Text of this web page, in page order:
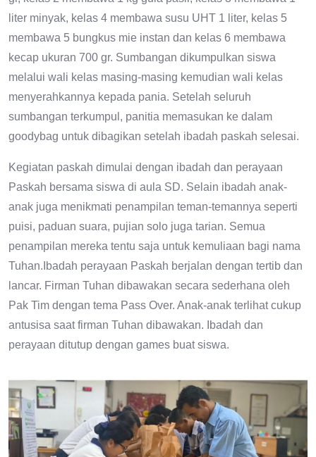
liter minyak, kelas 4 membawa susu UHT 1 liter, kelas 5
membawa 5 bungkus mie instan dan kelas 6 membawa
kecap ukuran 700 gr. Sumbangan dikumpulkan siswa
melalui wali kelas masing-masing kemudian wali kelas
menyerahkannya kepada pania. Setelah seluruh
sumbangan terkumpul, panitia memasukan ke dalam
goodybag untuk dibagikan setelah ibadah paskah selesai.
Kegiatan paskah dimulai dengan ibadah dan perayaan
Paskah bersama siswa di aula SD. Selain ibadah anak-
anak juga menikmati penampilan teman-temannya seperti
puisi, paduan suara, pujian solo juga tarian. Semua
penampilan mereka tentu saja untuk kemuliaan bagi nama
Tuhan.Ibadah perayaan Paskah berjalan dengan tertib dan
lancar. Firman Tuhan dibawakan secara sederhana oleh
Pak Tim dengan tema Pass Over. Anak-anak terlihat cukup
antusisa saat firman Tuhan dibawakan. Ibadah dan
perayaan ditutup dengan games buat siswa.